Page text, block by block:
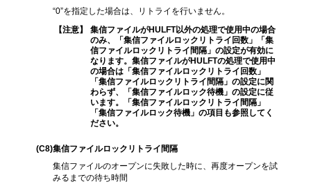
“0”を指定した場合は、リトライを行いません。
【注意】
集信ファイルがHULFT以外の処理で使用中の場合
のみ、「集信ファイルロックリトライ回数」「集
信ファイルロックリトライ間隔」の設定が有効に
なります。集信ファイルがHULFTの処理で使用中
の場合は「集信ファイルロックリトライ回数」
「集信ファイルロックリトライ間隔」の設定に関
わらず、「集信ファイルロック待機」の設定に従
います。「集信ファイルロックリトライ間隔」
「集信ファイルロック待機」の項目も参照してく
ださい。
(C8)集信ファイルロックリトライ間隔
集信ファイルのオープンに失敗した時に、再度オープンを試
みるまでの待ち時間